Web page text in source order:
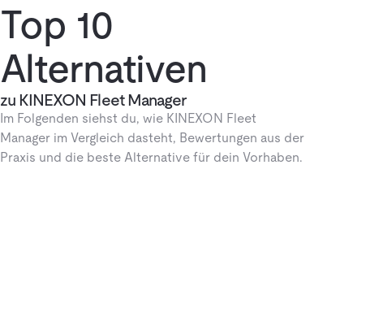
Top 10
Alternativen
zu KINEXON Fleet Manager
Im Folgenden siehst du, wie KINEXON Fleet
Manager im Vergleich dasteht, Bewertungen aus der
Praxis und die beste Alternative für dein Vorhaben.